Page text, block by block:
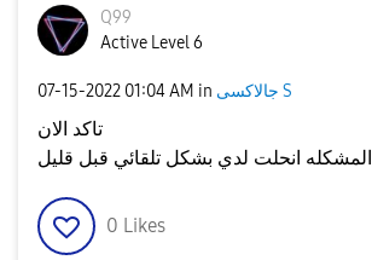
Q99
Active Level 6
‎07-15-2022 01:04 AM in جالاكسى S
تاكد الان
المشكله انحلت لدي بشكل تلقائي قبل قليل
0 Likes